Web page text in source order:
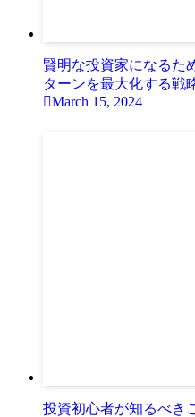
賢明な投資家になるた
ターンを最大化する戦
March 15, 2024
投資初心者が知るべき